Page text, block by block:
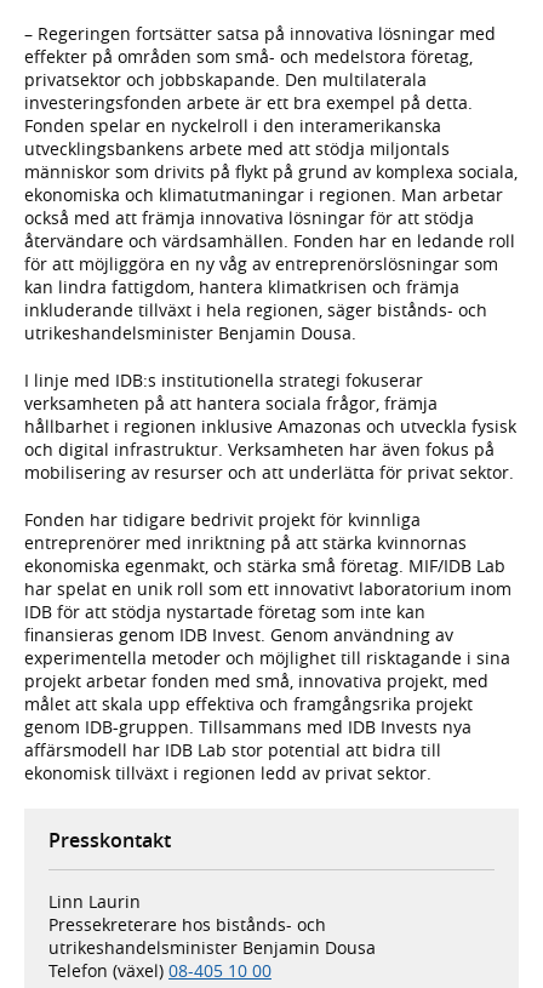
– Regeringen fortsätter satsa på innovativa lösningar med
effekter på områden som små- och medelstora företag,
privatsektor och jobbskapande. Den multilaterala
investeringsfonden arbete är ett bra exempel på detta.
Fonden spelar en nyckelroll i den interamerikanska
utvecklingsbankens arbete med att stödja miljontals
människor som drivits på flykt på grund av komplexa sociala,
ekonomiska och klimatutmaningar i regionen. Man arbetar
också med att främja innovativa lösningar för att stödja
återvändare och värdsamhällen. Fonden har en ledande roll
för att möjliggöra en ny våg av entreprenörslösningar som
kan lindra fattigdom, hantera klimatkrisen och främja
inkluderande tillväxt i hela regionen, säger bistånds- och
utrikeshandelsminister Benjamin Dousa.
I linje med IDB:s institutionella strategi fokuserar
verksamheten på att hantera sociala frågor, främja
hållbarhet i regionen inklusive Amazonas och utveckla fysisk
och digital infrastruktur. Verksamheten har även fokus på
mobilisering av resurser och att underlätta för privat sektor.
Fonden har tidigare bedrivit projekt för kvinnliga
entreprenörer med inriktning på att stärka kvinnornas
ekonomiska egenmakt, och stärka små företag. MIF/IDB Lab
har spelat en unik roll som ett innovativt laboratorium inom
IDB för att stödja nystartade företag som inte kan
finansieras genom IDB Invest. Genom användning av
experimentella metoder och möjlighet till risktagande i sina
projekt arbetar fonden med små, innovativa projekt, med
målet att skala upp effektiva och framgångsrika projekt
genom IDB-gruppen. Tillsammans med IDB Invests nya
affärsmodell har IDB Lab stor potential att bidra till
ekonomisk tillväxt i regionen ledd av privat sektor.
Presskontakt
Linn Laurin
Pressekreterare hos bistånds- och
utrikeshandelsminister Benjamin Dousa
Telefon (växel) 08-405 10 00